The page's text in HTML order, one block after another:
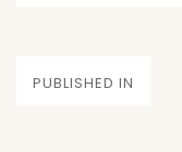
Navegación
PUBLISHED IN